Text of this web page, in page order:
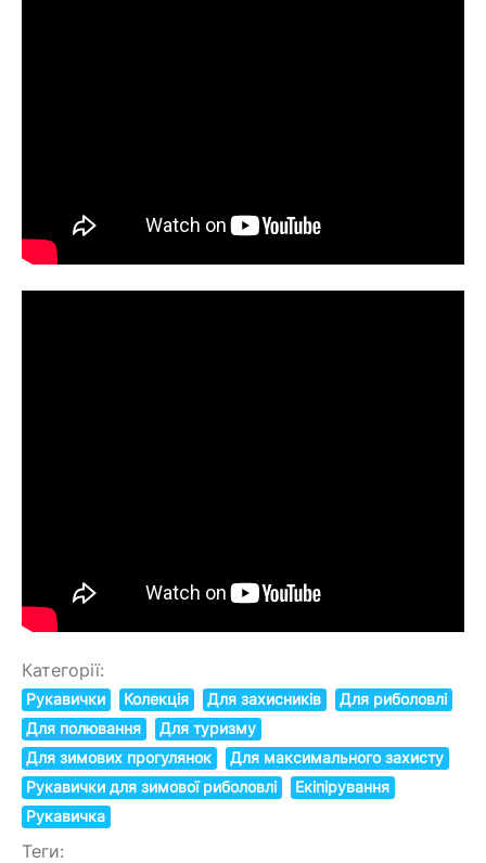
Категорії:
Рукавички Колекція Для захисників
Для риболовлі
Для полювання
Для туризму
Для зимових прогулянок
Для максимального захисту
Рукавички для зимової риболовлі
Екіпірування
Рукавичка
Теги: